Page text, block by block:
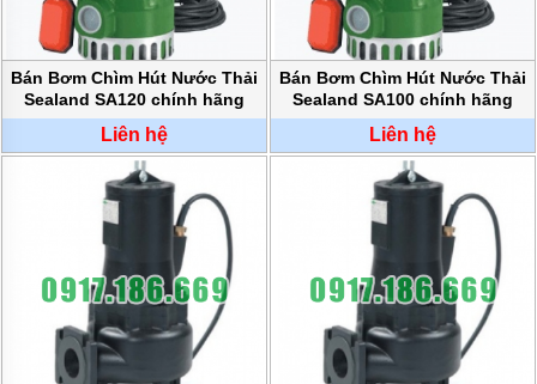
VAN
VÒI
PHỤ
KIỆN
MÁY
BƠM
TƯ
THIỆU
SẢN
Bán Bơm Chìm Hút Nước Thải
Sealand SA120 chính hãng
Liên hệ
Bán Bơm Chìm Hút Nước Thải
Sealand SA100 chính hãng
Liên hệ